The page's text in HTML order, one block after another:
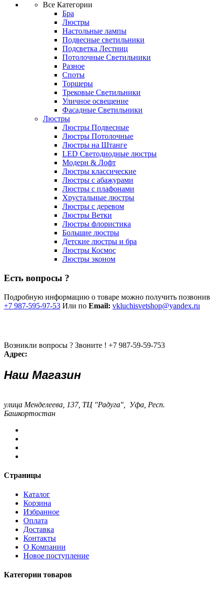
Все Категории
Бра
Люстры
Настольные лампы
Подвесные светильники
Подсветка Лестниц
Потолочные Светильники
Разное
Споты
Торшеры
Трековые Светильники
Уличное освещение
Фасадные Светильники
Люстры
Люстры Подвесные
Люстры Потолочные
Люстры на Штанге
LED Светодиодные люстры
Модерн & Лофт
Люстры классические
Люстры с абажурами
Люстры с плафонами
Хрустальные люстры
Люстры с деревом
Люстры Ветки
Люстры флористика
Большие люстры
Детские люстры и бра
Люстры Космос
Люстры эконом
Есть вопросы ?
Подробную информацию о товаре можно получить позвонив
+7 987-595-97-53 Или по Email: vkluchisvetshop@yandex.ru
Возникли вопросы ? Звоните ! +7 987-59-59-753
Адрес:
Наш Магазин
улица Менделеева, 137, ТЦ "Радуга", Уфа, Респ.
Башкортостан
Страницы
Каталог
Корзина
Избранное
Оплата
Доставка
Контакты
О Компании
Новое поступление
Категории товаров